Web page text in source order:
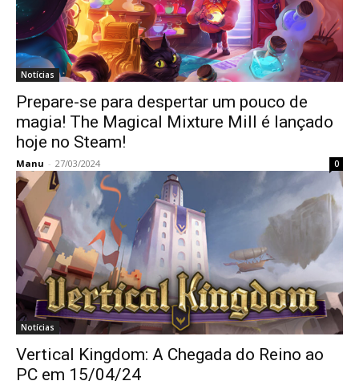
Notícias
Prepare-se para despertar um pouco de
magia! The Magical Mixture Mill é lançado
hoje no Steam!
Manu - 27/03/2024 0
Notícias
Vertical Kingdom: A Chegada do Reino ao
PC em 15/04/24